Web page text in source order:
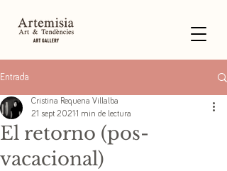
Entrada
El retorno (pos-
vacacional)
Cristina Requena Villalba
21 sept 2021 1 min de lectura